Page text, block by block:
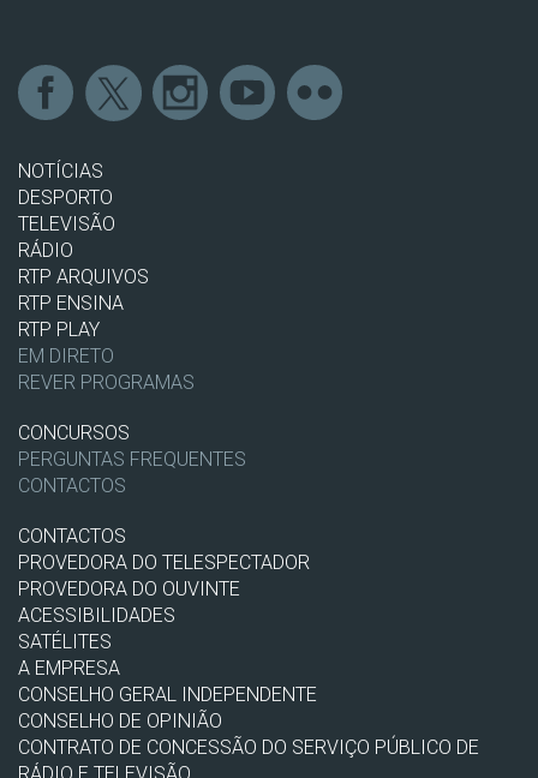
NOTÍCIAS
DESPORTO
TELEVISÃO
RÁDIO
RTP ARQUIVOS
RTP ENSINA
RTP PLAY
EM DIRETO
REVER PROGRAMAS
CONCURSOS
PERGUNTAS FREQUENTES
CONTACTOS
CONTACTOS
PROVEDORA DO TELESPECTADOR
PROVEDORA DO OUVINTE
ACESSIBILIDADES
SATÉLITES
A EMPRESA
CONSELHO GERAL INDEPENDENTE
CONSELHO DE OPINIÃO
CONTRATO DE CONCESSÃO DO SERVIÇO PÚBLICO DE